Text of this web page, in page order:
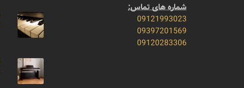
شماره های تماس:
09121993023
09397201569
09120283306